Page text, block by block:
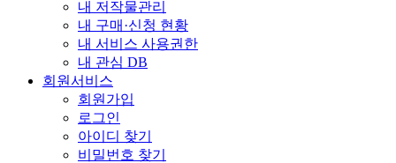
내 저작물관리
내 구매·신청 현황
내 서비스 사용권한
내 관심 DB
회원서비스
회원가입
로그인
아이디 찾기
비밀번호 찾기